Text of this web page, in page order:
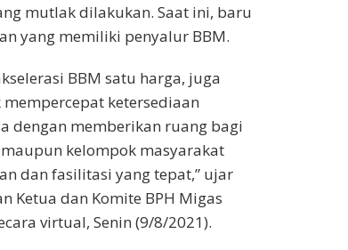
mutlak dilakukan. Saat ini, baru
yang memiliki penyalur BBM.
BBM satu harga, juga
ketersediaan
dengan memberikan ruang bagi
kelompok masyarakat
dan fasilitasi yang tepat,” ujar
Ketua dan Komite BPH Migas
virtual, Senin (9/8/2021).